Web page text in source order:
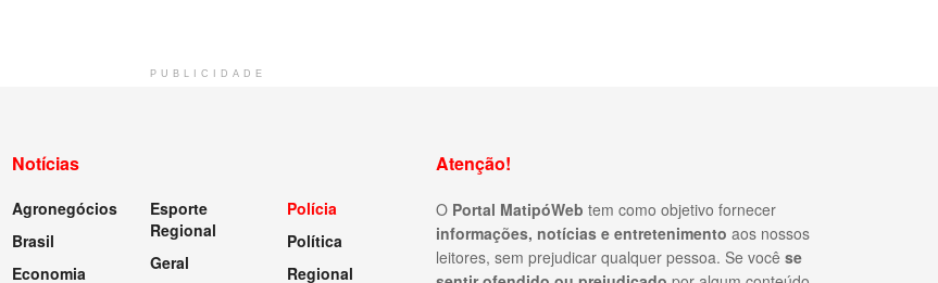
PUBLICIDADE
Notícias
Agronegócios
Brasil
Economia
Esporte
Regional
Geral
Polícia
Política
Regional
Atenção!
O Portal MatipóWeb tem como objetivo fornecer
informações, notícias e entretenimento aos nossos
leitores, sem prejudicar qualquer pessoa. Se você se